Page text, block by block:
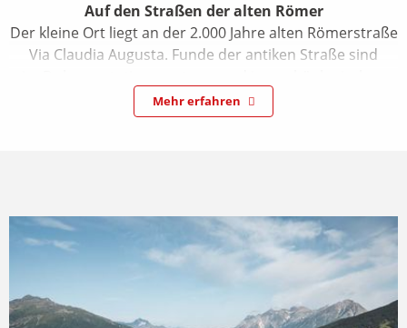
Auf den Straßen der alten Römer
Der kleine Ort liegt an der 2.000 Jahre alten Römerstraße
Via Claudia Augusta. Funde der antiken Straße sind
Museum in Fließ ausgestellt.
das Familienskigebiet Venet bequem mit der Sesselbahn
Venet-Süd. Im Sommer erleben Sie die Schönheiten
des Naturparks Kaunergrat und erholen sich
beim Wandern und Radfahren in einer einzigartigen
Bergwelt. Fließ ist immer eine Reise wert.
Mehr erfahren